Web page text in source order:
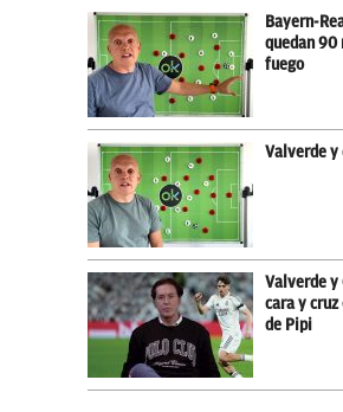
Bayern-
quedan 90
fuego
Valverde y
Valverde y
cara y cruz
de Pipi